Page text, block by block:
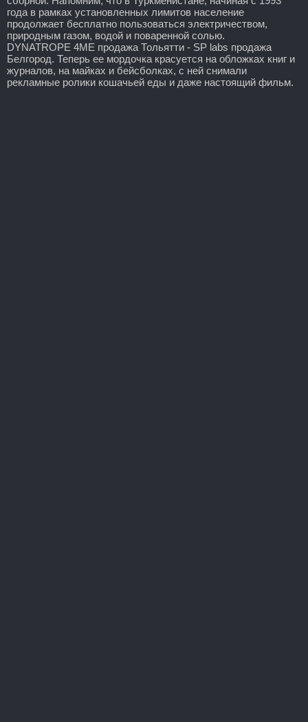
года в рамках установленных лимитов население
продолжает бесплатно пользоваться электричеством,
природным газом, водой и поваренной солью.
DYNATROPE 4ME продажа Тольятти - SP labs продажа
Белгород. Теперь ее мордочка красуется на обложках книг и
журналов, на майках и бейсболках, с ней снимали
рекламные ролики кошачьей еды и даже настоящий фильм.